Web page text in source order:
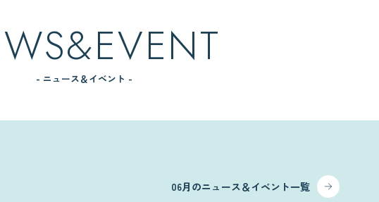
- ニュース＆イベント -
06月のニュース＆イベント一覧